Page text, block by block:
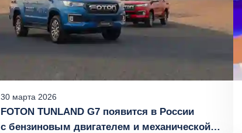
30 марта 2026
FOTON TUNLAND G7 появится в России
с бензиновым двигателем и механической